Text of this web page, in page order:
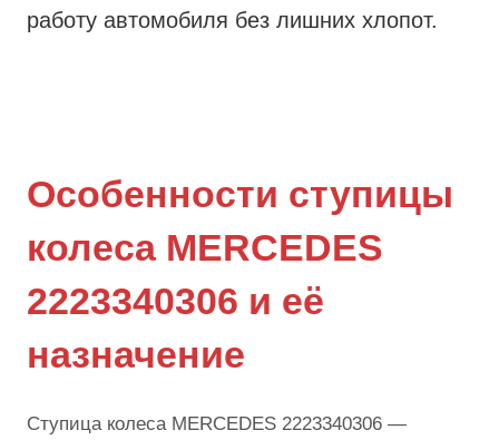
работу автомобиля без лишних хлопот.
Особенности ступицы
колеса MERCEDES
2223340306 и её
назначение
Ступица колеса MERCEDES 2223340306 —